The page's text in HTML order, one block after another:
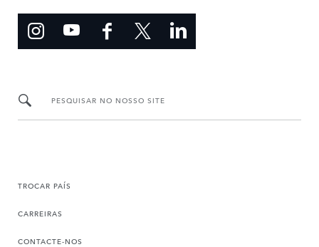
PESQUISAR NO NOSSO SITE
TROCAR PAÍS
CARREIRAS
CONTACTE-NOS